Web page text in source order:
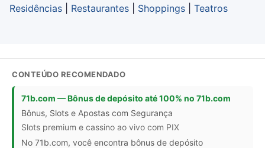
Residências
Restaurantes Shoppings Teatros
CONTEÚDO RECOMENDADO
71b.com — Bônus de depósito até 100% no 71b.com
Bônus, Slots e Apostas com Segurança
Slots premium e cassino ao vivo com PIX
No 71b.com, você encontra bônus de depósito